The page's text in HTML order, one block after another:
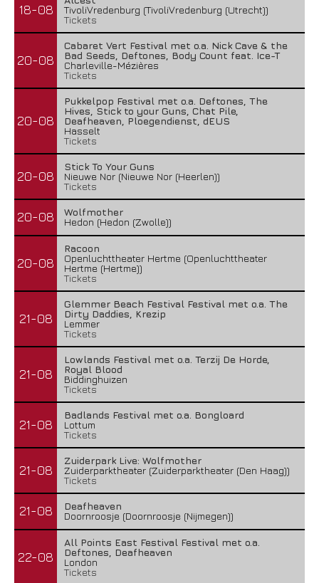
18-08
TivoliVredenburg (TivoliVredenburg (Utrecht))
Tickets
20-08
Cabaret Vert Festival met o.a. Nick Cave & the
Bad Seeds, Deftones, Body Count feat. Ice-T
Charleville-Mézières
Tickets
20-08
Pukkelpop Festival met o.a. Deftones, The
Hives, Stick to your Guns, Chat Pile,
Deafheaven, Ploegendienst, dEUS
Hasselt
Tickets
20-08
Stick To Your Guns
Nieuwe Nor (Nieuwe Nor (Heerlen))
Tickets
20-08
Wolfmother
Hedon (Hedon (Zwolle))
20-08
Racoon
Openluchttheater Hertme (Openluchttheater
Hertme (Hertme))
Tickets
21-08
Glemmer Beach Festival Festival met o.a. The
Dirty Daddies, Krezip
Lemmer
Tickets
21-08
Lowlands Festival met o.a. Terzij De Horde,
Royal Blood
Biddinghuizen
Tickets
21-08
Badlands Festival met o.a. Bongloard
Lottum
Tickets
21-08
Zuiderpark Live: Wolfmother
Zuiderparktheater (Zuiderparktheater (Den Haag))
Tickets
21-08
Deafheaven
Doornroosje (Doornroosje (Nijmegen))
22-08
All Points East Festival Festival met o.a.
Deftones, Deafheaven
London
Tickets